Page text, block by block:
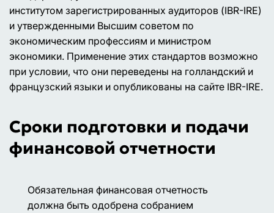
институтом зарегистрированных аудиторов (IBR-IRE)
и утвержденными Высшим советом по
экономическим профессиям и министром
экономики. Применение этих стандартов возможно
при условии, что они переведены на голландский и
французский языки и опубликованы на сайте IBR-IRE.
Сроки подготовки и подачи
финансовой отчетности
Обязательная финансовая отчетность
должна быть одобрена собранием